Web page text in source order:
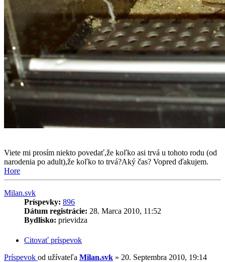
Viete mi prosím niekto povedať,že koľko asi trvá u tohoto rodu (od
narodenia po adult),že koľko to trvá?Aký čas? Vopred ďakujem.
Hore
Milan.svk
Príspevky: 896
Dátum registrácie: 28. Marca 2010, 11:52
Bydlisko: prievidza
Citovať príspevok
Príspevok od užívateľa Milan.svk » 20. Septembra 2010, 19:14